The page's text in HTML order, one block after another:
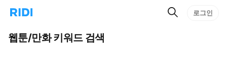
리
홈
으
턴
트
검
로그인
웹툰/만화 키워드 검색